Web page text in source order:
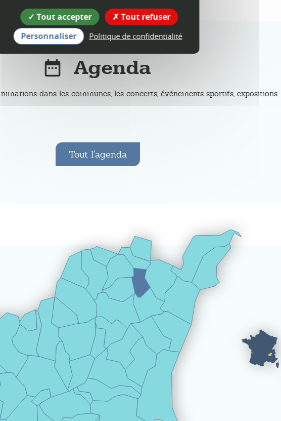
Agenda
dans les communes, les concerts, événements sportifs, expositions...
Tout l'agenda
Tout accepter
Tout refuser
Personnaliser
Politique de confidentialité